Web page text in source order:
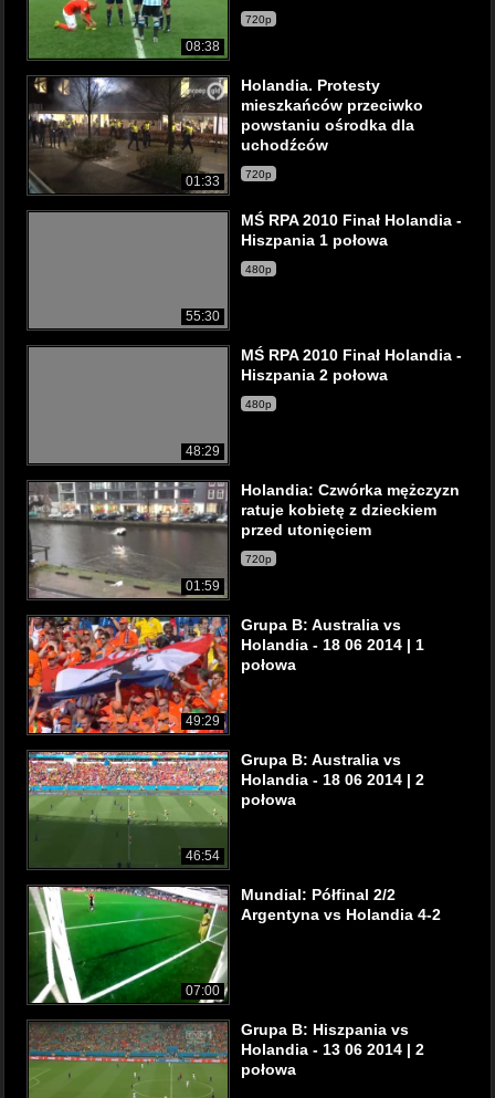
08:38
720p
01:33
Holandia. Protesty
mieszkańców przeciwko
powstaniu ośrodka dla
uchodźców
720p
55:30
MŚ RPA 2010 Finał Holandia -
Hiszpania 1 połowa
480p
48:29
MŚ RPA 2010 Finał Holandia -
Hiszpania 2 połowa
480p
01:59
Holandia: Czwórka mężczyzn
ratuje kobietę z dzieckiem
przed utonięciem
720p
49:29
Grupa B: Australia vs
Holandia - 18 06 2014 | 1
połowa
46:54
Grupa B: Australia vs
Holandia - 18 06 2014 | 2
połowa
07:00
Mundial: Półfinal 2/2
Argentyna vs Holandia 4-2
Grupa B: Hiszpania vs
Holandia - 13 06 2014 | 2
połowa